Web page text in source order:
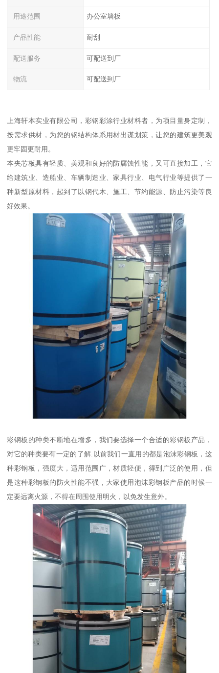
用途范围 办公室墙板
产品性能 耐刮
配送服务 可配送到厂
物流 可配送到厂
上海轩本实业有限公司，彩钢彩涂行业材料者，为项目量身定制，
按需求供材，为您的钢结构体系用材出谋划策，让您的建筑更美观
更牢固更耐用。
本夹芯板具有轻质、美观和良好的防腐蚀性能，又可直接加工，它
给建筑业、造船业、车辆制造业、家具行业、电气行业等提供了一
种新型原材料，起到了以钢代木、施工、节约能源、防止污染等良
好效果。
彩钢板的种类不断地在增多，我们要选择一个合适的彩钢板产品，
对它的种类要有一定的了解.以前我们一直用的都是泡沫彩钢板，这
种彩钢板，强度大，适用范围广，材质轻便，得到广泛的使用，但
是这种彩钢板的防火性能不强，大家使用泡沫彩钢板产品的时候一
定要远离火源，不得在周围使用明火，以免发生意外。